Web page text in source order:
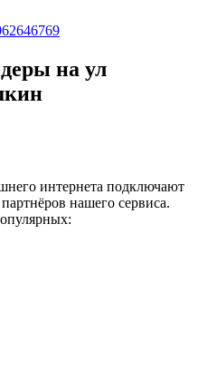
62646769
на ул
интернета подключают
нашего сервиса.